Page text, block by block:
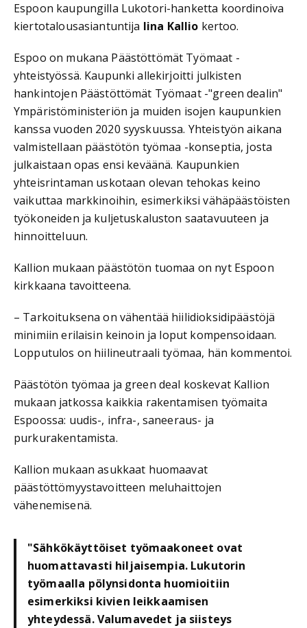
Espoon kaupungilla Lukotori-hanketta koordinoiva
kiertotalousasiantuntija Iina Kallio kertoo.
Espoo on mukana Päästöttömät Työmaat -
yhteistyössä. Kaupunki allekirjoitti julkisten
hankintojen Päästöttömät Työmaat -"green dealin"
Ympäristöministeriön ja muiden isojen kaupunkien
kanssa vuoden 2020 syyskuussa. Yhteistyön aikana
valmistellaan päästötön työmaa -konseptia, josta
julkaistaan opas ensi keväänä. Kaupunkien
yhteisrintaman uskotaan olevan tehokas keino
vaikuttaa markkinoihin, esimerkiksi vähäpäästöisten
työkoneiden ja kuljetuskaluston saatavuuteen ja
hinnoitteluun.
Kallion mukaan päästötön tuomaa on nyt Espoon
kirkkaana tavoitteena.
– Tarkoituksena on vähentää hiilidioksidipäästöjä
minimiin erilaisin keinoin ja loput kompensoidaan.
Lopputulos on hiilineutraali työmaa, hän kommentoi.
Päästötön työmaa ja green deal koskevat Kallion
mukaan jatkossa kaikkia rakentamisen työmaita
Espoossa: uudis-, infra-, saneeraus- ja
purkurakentamista.
Kallion mukaan asukkaat huomaavat
päästöttömyystavoitteen meluhaittojen
vähenemisenä.
"Sähkökäyttöiset työmaakoneet ovat
huomattavasti hiljaisempia. Lukutorin
työmaalla pölynsidonta huomioitiin
esimerkiksi kivien leikkaamisen
yhteydessä. Valumavedet ja siisteys